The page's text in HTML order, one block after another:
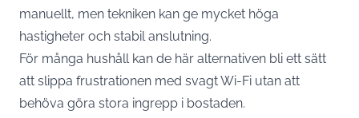
manuellt, men tekniken kan ge mycket höga
hastigheter och stabil anslutning.
För många hushåll kan de här alternativen bli ett sätt
att slippa frustrationen med svagt Wi-Fi utan att
behöva göra stora ingrepp i bostaden.